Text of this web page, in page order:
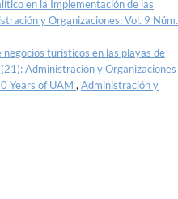
en la Implementación de las
y Organizaciones: Vol. 9 Núm.
negocios turísticos en las playas de
Administración y Organizaciones
Years of UAM ,Administración y